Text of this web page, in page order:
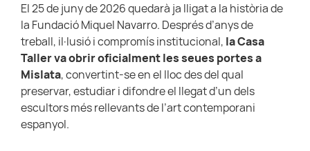
El 25 de juny de 2026 quedarà ja lligat a la història de
la Fundació Miquel Navarro. Després d’anys de
treball, il·lusió i compromís institucional, la Casa
Taller va obrir oficialment les seues portes a
Mislata, convertint-se en el lloc des del qual
preservar, estudiar i difondre el llegat d’un dels
escultors més rellevants de l’art contemporani
espanyol.